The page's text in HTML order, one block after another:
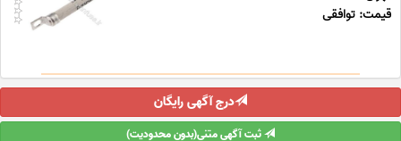
قیمت: توافقی
درج آگهی رایگان
ثبت آگهی متنی(بدون محدودیت)